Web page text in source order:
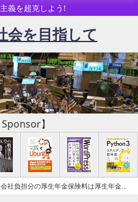
義を超克しよう!
会を目指して
】
社負担分の厚生年金保険料は厚生年金被